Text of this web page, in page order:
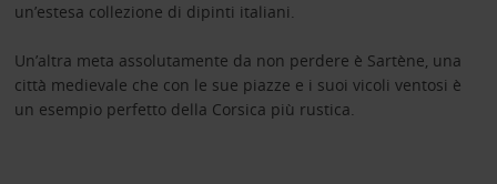
un’estesa collezione di dipinti italiani.
Un’altra meta assolutamente da non perdere è Sartène, una
città medievale che con le sue piazze e i suoi vicoli ventosi è
un esempio perfetto della Corsica più rustica.